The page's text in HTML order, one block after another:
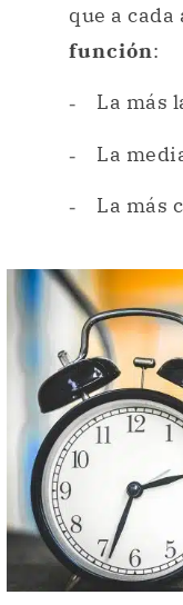
que a
función:
La más
La
La más